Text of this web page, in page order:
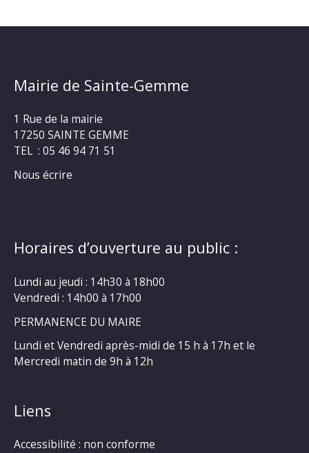
Mairie de Sainte-Gemme
1 Rue de la mairie
17250 SAINTE GEMME
TEL : 05 46 94 71 51
Nous écrire
Horaires d’ouverture au public :
Lundi au jeudi : 14h30 à 18h00
Vendredi : 14h00 à 17h00
PERMANENCE DU MAIRE
Lundi et Vendredi après-midi de 15 h à 17h et le
Mercredi matin de 9h à 12h
Liens
Accessibilité : non conforme